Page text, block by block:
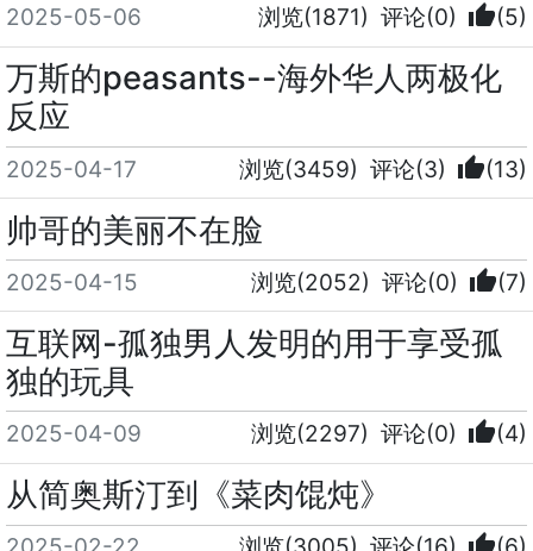
2025-05-06 浏览(1871) 评论(0) thumb_up(5)
万斯的peasants--海外华人两极化
反应
2025-04-17 浏览(3459) 评论(3) thumb_up(13)
帅哥的美丽不在脸
2025-04-15 浏览(2052) 评论(0) thumb_up(7)
互联网-孤独男人发明的用于享受孤
独的玩具
2025-04-09 浏览(2297) 评论(0) thumb_up(4)
从简奥斯汀到《菜肉馄炖》